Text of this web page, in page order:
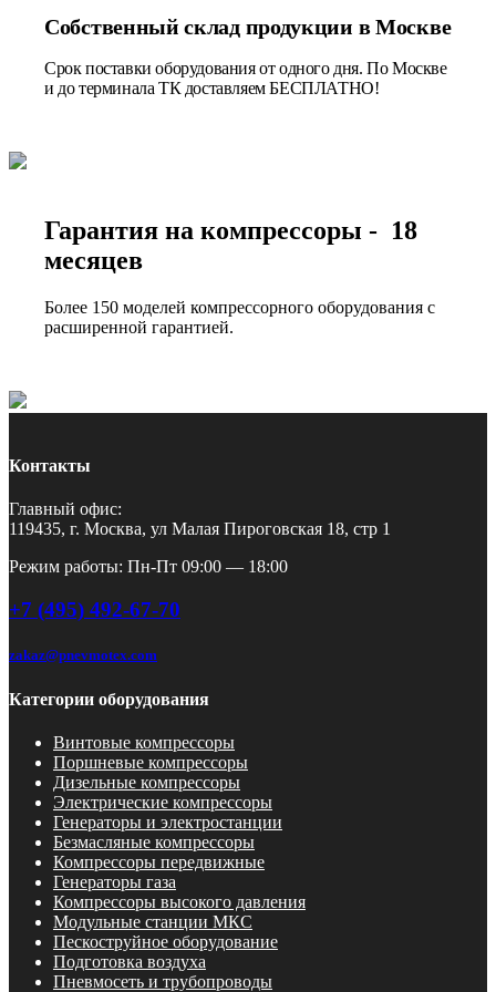
Собственный склад продукции в Москве
Срок поставки оборудования от одного дня. По Москве
и до терминала ТК доставляем БЕСПЛАТНО!
Гарантия на компрессоры - 18
месяцев
Более 150 моделей компрессорного оборудования с
расширенной гарантией.
Контакты
Главный офис:
119435, г. Москва, ул Малая Пироговская 18, стр 1
Режим работы: Пн-Пт 09:00 — 18:00
+7 (495) 492-67-70
zakaz@pnevmotex.com
Категории оборудования
Винтовые компрессоры
Поршневые компрессоры
Дизельные компрессоры
Электрические компрессоры
Генераторы и электростанции
Безмасляные компрессоры
Компрессоры передвижные
Генераторы газа
Компрессоры высокого давления
Модульные станции МКС
Пескоструйное оборудование
Подготовка воздуха
Пневмосеть и трубопроводы